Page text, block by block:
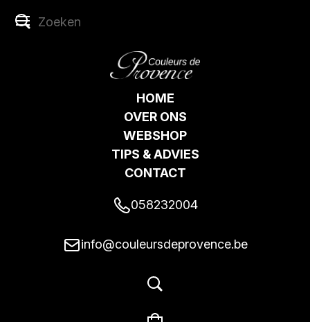
HOME
OVER ONS
WEBSHOP
TIPS & ADVIES
CONTACT
058232004
info@couleursdeprovence.be